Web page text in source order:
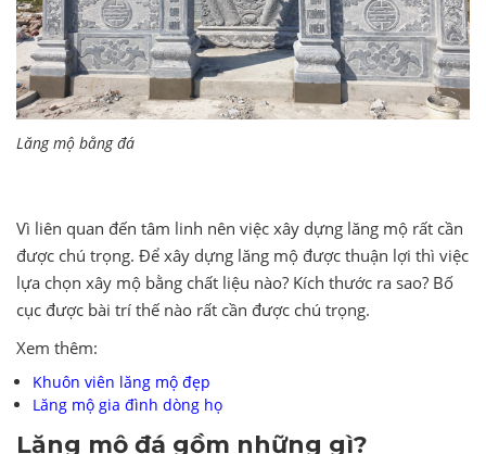
Lăng mộ bằng đá
Vì liên quan đến tâm linh nên việc xây dựng lăng mộ rất cần
được chú trọng. Để xây dựng lăng mộ được thuận lợi thì việc
lựa chọn xây mộ bằng chất liệu nào? Kích thước ra sao? Bố
cục được bài trí thế nào rất cần được chú trọng.
Xem thêm:
Khuôn viên lăng mộ đẹp
Lăng mộ gia đình dòng họ
Lăng mộ đá gồm những gì?